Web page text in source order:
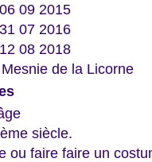
09 2015
07 2016
08 2018
de la Licorne
siècle.
ou faire faire un